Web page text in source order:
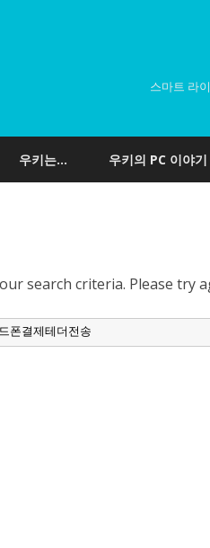
스마트 라
우키는… 우키의 PC 이야기
search criteria. Please try